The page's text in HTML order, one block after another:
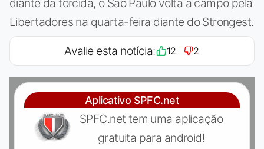
Libertadores na quarta-feira diante do Strongest.
Avalie esta notícia: 12 2
Aplicativo SPFC.net
SPFC.net tem uma aplicação
gratuita para android!